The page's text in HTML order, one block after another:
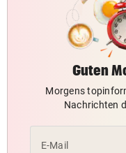
Guten
Morgens
Nachrichten
E-Mail